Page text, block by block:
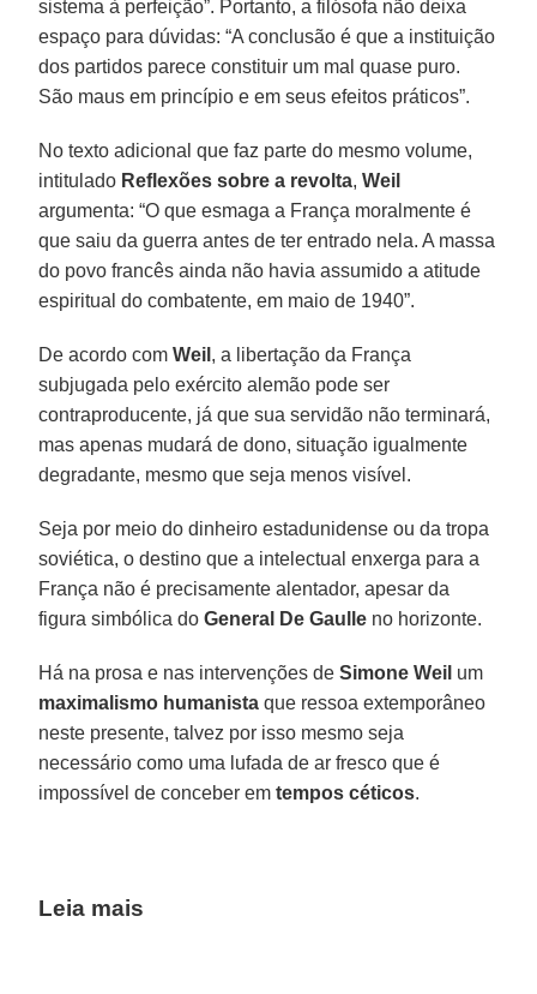
sistema à perfeição”. Portanto, a filósofa não deixa
espaço para dúvidas: “A conclusão é que a instituição
dos partidos parece constituir um mal quase puro.
São maus em princípio e em seus efeitos práticos”.
No texto adicional que faz parte do mesmo volume,
intitulado Reflexões sobre a revolta,Weil
argumenta: “O que esmaga a França moralmente é
que saiu da guerra antes de ter entrado nela. A massa
do povo francês ainda não havia assumido a atitude
espiritual do combatente, em maio de 1940”.
De acordo comWeil , a libertação da França
subjugada pelo exército alemão pode ser
contraproducente, já que sua servidão não terminará,
mas apenas mudará de dono, situação igualmente
degradante, mesmo que seja menos visível.
Seja por meio do dinheiro estadunidense ou da tropa
soviética, o destino que a intelectual enxerga para a
França não é precisamente alentador, apesar da
figura simbólica doGeneral De Gaulle no horizonte.
Há na prosa e nas intervenções deSimone Weil um
maximalismo humanista que ressoa extemporâneo
neste presente, talvez por isso mesmo seja
necessário como uma lufada de ar fresco que é
impossível de conceber emtempos céticos.
Leia mais